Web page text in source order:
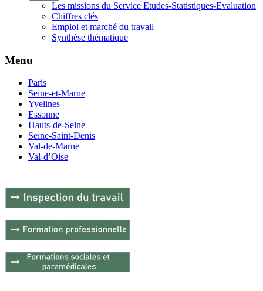
Les missions du Service Etudes-Statistiques-Evaluation
Chiffres clés
Emploi et marché du travail
Synthèse thématique
Menu
Paris
Seine-et-Marne
Yvelines
Essonne
Hauts-de-Seine
Seine-Saint-Denis
Val-de-Marne
Val-d’Oise